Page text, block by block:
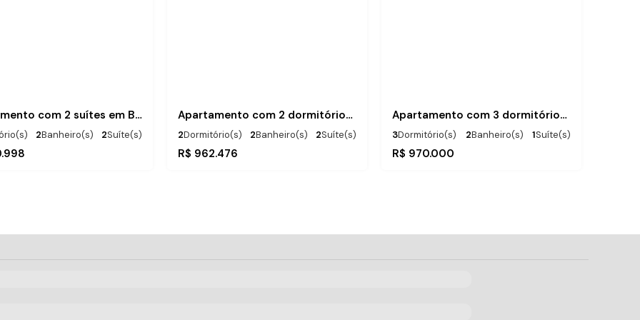
Apartamento com 2 suítes em Balneário Piçarras
2Banheiro(s) 2Suíte(s)
m²
do Mar
Apartamento com 2 dormitórios em Balneário Piçarras
R$ 962.476
2Dormitório(s) 2Banheiro(s) 2Suíte(s)
Total:101 .00~ 110
180m Distância do Mar
Apartamento com 3 dormitórios em Balneário Piçarras
R$ 970.000
3Dormitório(s) 2Banheiro(s) 1Suíte(s)
1Vaga(s)
Útil: 92 .00m²